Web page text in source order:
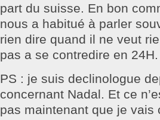
part du suisse. En bon
nous a habitué à parler
rien dire quand il ne veut
pas a se contredire en 24H.
PS : je suis declinologue
concernant Nadal. Et ce
pas maintenant que je vais